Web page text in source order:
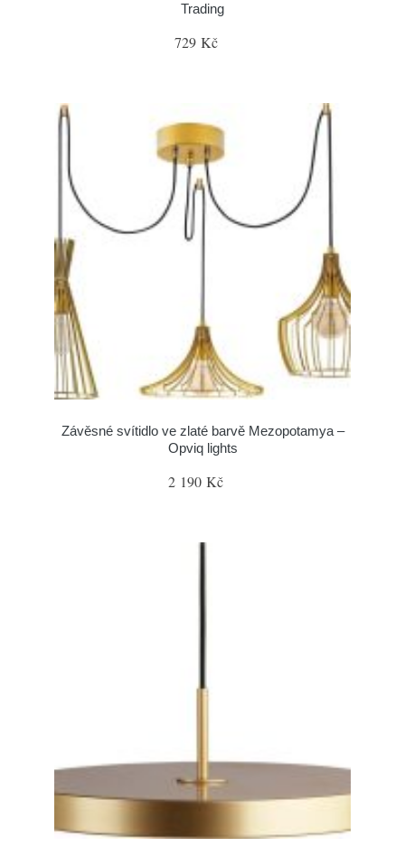
Trading
729 Kč
Závěsné svítidlo ve zlaté barvě Mezopotamya –
Opviq lights
2 190 Kč